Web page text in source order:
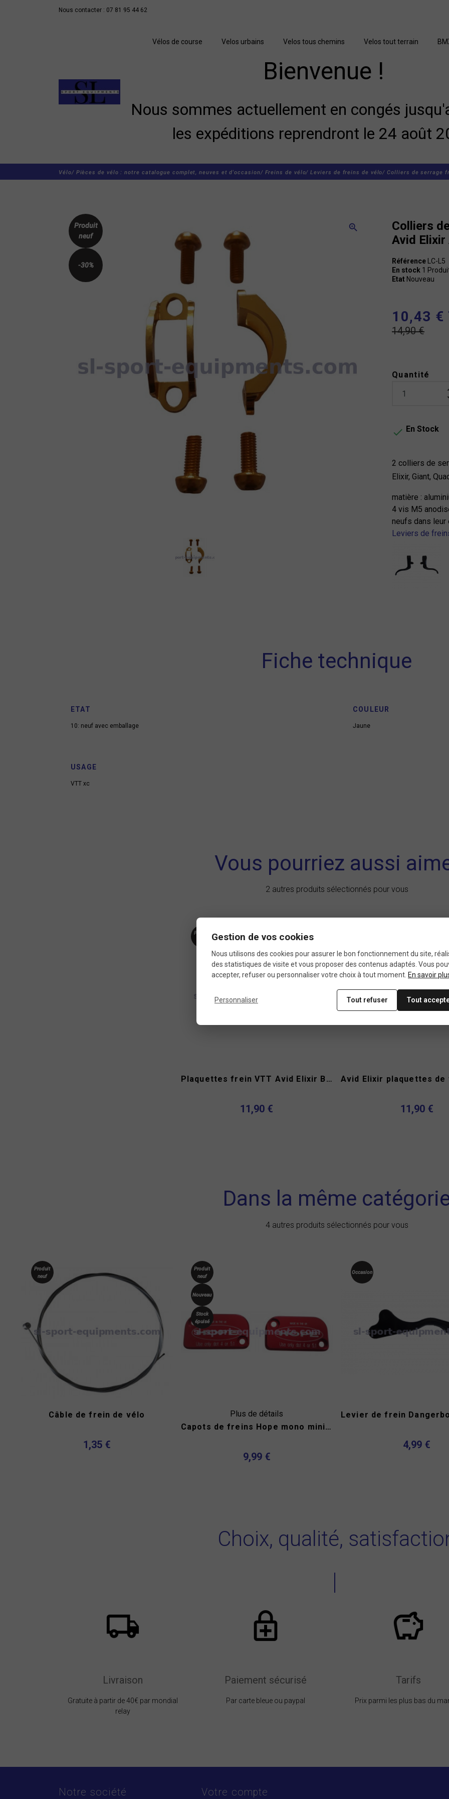
Nous contacter : 07 81 95 44 62
Vélos de course Velos urbains Velos tous chemins Velos tout terrain
Bienvenue !
Nous sommes actuellement en congés
les expéditions reprendront le 24 août
Vélo/ Pièces de vélo : notre catalogue complet, neuves et d'occasion/ Freins de vélo/ Leviers de freins de vélo/ Colliers de serrage
zoom_in
Produit
neuf
-30%
Colliers
Avid Elixir
Référence
LC-L5
En stock 1
Etat Nouveau
10,43 €
14,90 €
Quantité
 En Stock
2 colliers de
Elixir, Giant,
matière :
4 vis M5
neufs dans leur
Leviers de
Fiche technique
ETAT
10: neuf avec emballage
COULEUR
Jaune
USAGE
VTT xc
Vous pourriez aussi
2 autres produits sélectionnés pour vous
Produit
Plaquettes frein VTT Avid Elixir Brake Authority type A
11,90 € 11,90 €
Dans la même
4 autres produits sélectionnés pour vous
Produit
neuf
Câble de frein de vélo
1,35 €
Plus de détails
Produit
neuf
Nouveau
Stock
épuisé
Capots de freins Hope mono mini M4
9,99 €
Occasion
4,99 €
Choix, qualité,
Livraison
Gratuite à partir de 40€ par mondial
relay
Paiement sécurisé
Par carte bleue ou paypal
Tarifs
Prix parmi les plus bas du
Notre société Votre compte
Gestion de vos cookies
Nous utilisons des cookies pour assurer le bon fonctionnement du site,
des statistiques de visite et vous proposer des contenus adaptés. Vous
accepter, refuser ou personnaliser votre choix à tout moment. En savoir
Personnaliser Tout refuser Tout